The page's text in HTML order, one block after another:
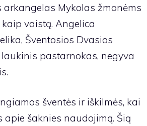
Mykolas žmonėms
vaistą. Angelica
Šventosios Dvasios
pastarnokas, negyva
šventės ir iškilmės, kai
šaknies naudojimą. Šią